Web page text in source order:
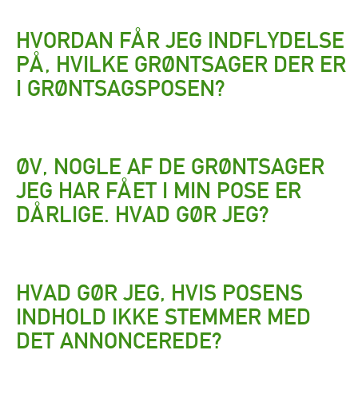
HVORDAN FÅR JEG INDFLYDELSE
PÅ, HVILKE GRØNTSAGER DER ER
I GRØNTSAGSPOSEN?
ØV, NOGLE AF DE GRØNTSAGER
JEG HAR FÅET I MIN POSE ER
DÅRLIGE. HVAD GØR JEG?
HVAD GØR JEG, HVIS POSENS
INDHOLD IKKE STEMMER MED
DET ANNONCEREDE?